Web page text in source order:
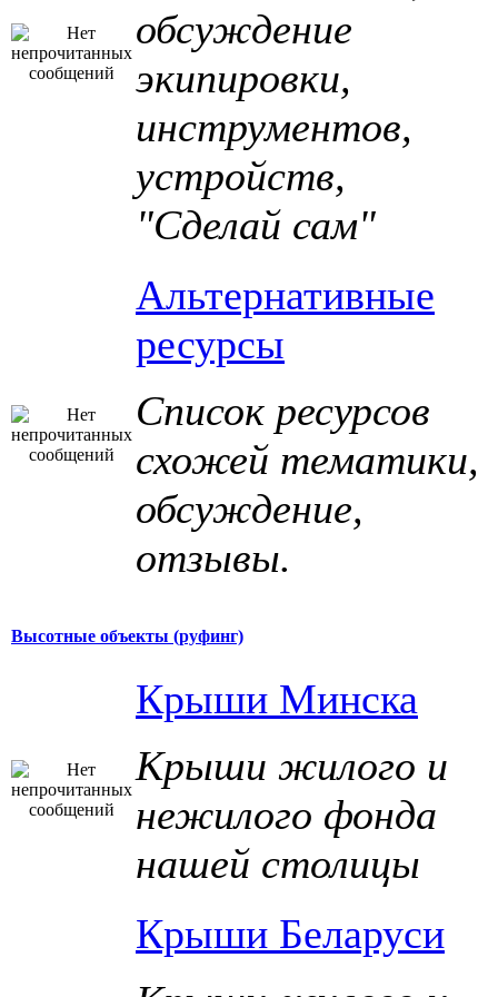
обсуждение
экипировки,
инструментов,
устройств,
"Сделай сам"
Альтернативные
ресурсы
Список ресурсов
схожей тематики,
обсуждение,
отзывы.
Высотные объекты (руфинг)
Крыши Минска
Крыши жилого и
нежилого фонда
нашей столицы
Крыши Беларуси